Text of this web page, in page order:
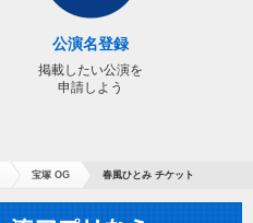
公演名登録
掲載したい公演を
申請しよう
宝塚 OG 春風ひとみ チケット